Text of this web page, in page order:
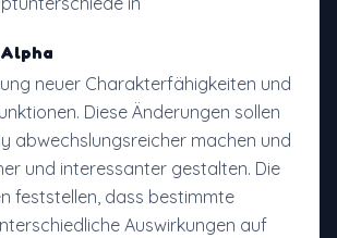
neuer Charakterfähigkeiten und
Diese Änderungen sollen
abwechslungsreicher machen und
und interessanter gestalten. Die
feststellen, dass bestimmte
Auswirkungen auf